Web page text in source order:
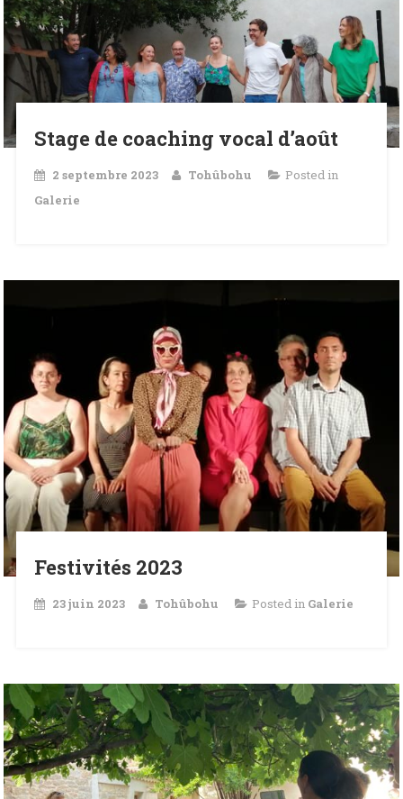
Stage de coaching vocal d’août
2 septembre 2023 Tohûbohu
Posted in
Galerie
Festivités 2023
23 juin 2023 Tohûbohu Posted in Galerie